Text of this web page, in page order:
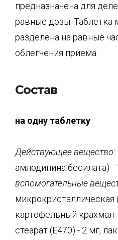
предназначена для
равные дозы. Таблетка
разделена на равные
облегчения приема.
Состав
на одну таблетку
Действующее вещество:
амлодипина бесилата) -
вспомогательные
микрокристаллическая
картофельный крахмал
стеарат (Е470) - 2 мг,